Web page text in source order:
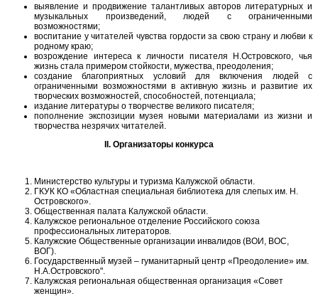
выявление и продвижение талантливых авторов литературных и
музыкальных произведений, людей с ограниченными
возможностями;
воспитание у читателей чувства гордости за свою страну и любви к
родному краю;
возрождение интереса к личности писателя Н.Островского, чья
жизнь стала примером стойкости, мужества, преодоления;
создание благоприятных условий для включения людей с
ограниченными возможностями в активную жизнь и развитие их
творческих возможностей, способностей, потенциала;
издание литературы о творчестве великого писателя;
пополнение экспозиции музея новыми материалами из жизни и
творчества незрячих читателей.
. Организаторы конкурса
Министерство культуры и туризма Калужской области.
ГКУК КО «Областная специальная библиотека для слепых им. Н.
Островского».
Общественная палата Калужской области.
Калужское региональное отделение Российского союза
профессиональных литераторов.
Калужские Общественные организации инвалидов (ВОИ, ВОС,
ВОГ).
Государственный музей – гуманитарный центр «Преодоление» им.
Н.А.Островского".
Калужская региональная общественная организация «Совет
женщин».